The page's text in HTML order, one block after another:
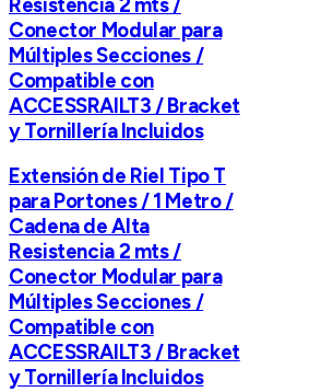
Conector Modular para
Múltiples Secciones /
Compatible con
ACCESSRAILT3 / Bracket
y Tornillería Incluidos
Extensión de Riel Tipo T
para Portones / 1 Metro /
Cadena de Alta
Resistencia 2 mts /
Conector Modular para
Múltiples Secciones /
Compatible con
ACCESSRAILT3 / Bracket
y Tornillería Incluidos